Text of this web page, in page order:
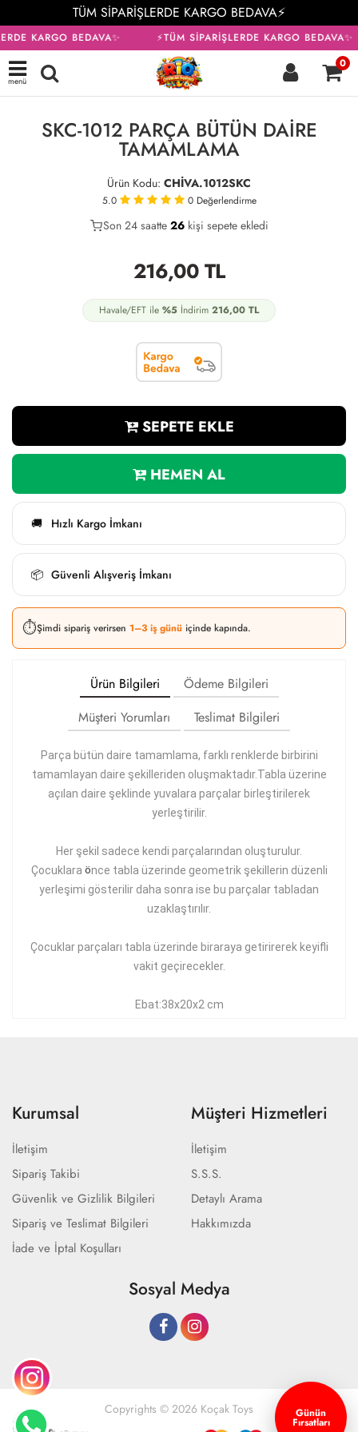
TÜM SİPARİŞLERDE KARGO BEDAVA⚡
KARGO BEDAVA✨ ⚡TÜM SİPARİŞLERDE KARGO BEDAVA✨
menü
0
SKC-1012 PARÇA BÜTÜN DAİRE
TAMAMLAMA
Ürün Kodu: CHİVA.1012SKC
5.0 0 Değerlendirme
22
Son 24 saatte 26kişi sepete ekledi
9
216,00TL
Havale/EFT ile %5 İndirim 216,00 TL
SEPETE EKLE
HEMEN AL
🚚 Hızlı Kargo İmkanı
📦 Güvenli Alışveriş İmkanı
⏱️Şimdi sipariş verirsen 1–3 iş günü içinde kapında.
Ürün Bilgileri
Ödeme Bilgileri
Müşteri Yorumları
Teslimat Bilgileri
Parça bütün daire tamamlama, farklı renklerde birbirini
tamamlayan daire şekilleriden oluşmaktadır.Tabla üzerine
açılan daire şeklinde yuvalara parçalar birleştirilerek
yerleştirilir.
Her şekil sadece kendi parçalarından oluşturulur.
Çocuklara önce tabla üzerinde geometrik şekillerin düzenli
yerleşimi gösterilir daha sonra ise bu parçalar tabladan
uzaklaştırılır.
Çocuklar parçaları tabla üzerinde biraraya getirirerek keyifli
vakit geçirecekler.
Ebat:38x20x2 cm
Kurumsal
İletişim
Sipariş Takibi
Güvenlik ve Gizlilik Bilgileri
Sipariş ve Teslimat Bilgileri
İade ve İptal Koşulları
Müşteri Hizmetleri
İletişim
S.S.S.
Detaylı Arama
Hakkımızda
Sosyal Medya
Copyrights © 2026 Koçak Toys Günün
Fırsatları